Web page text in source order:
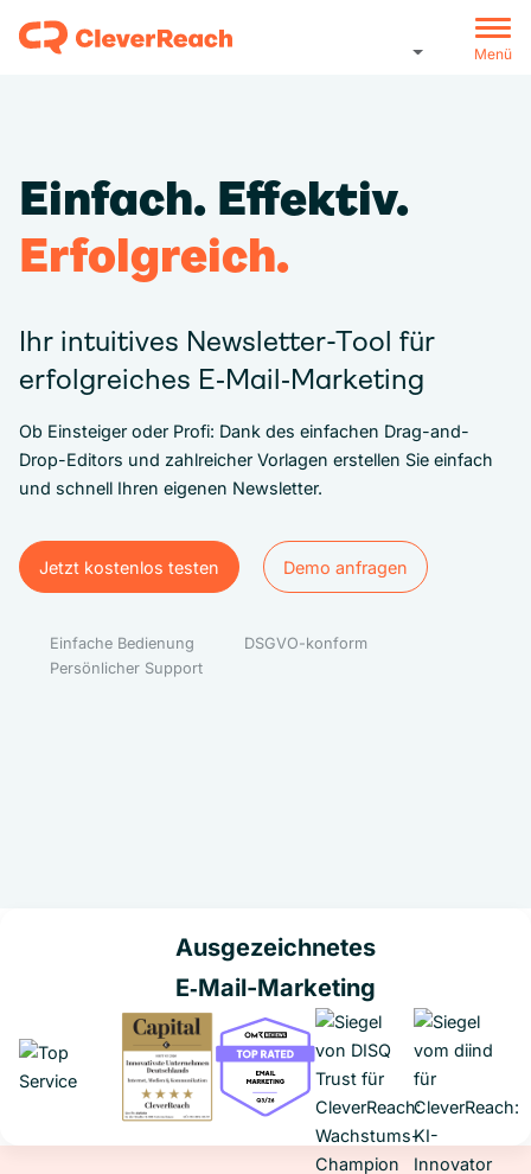
Menü
Einfach. Effektiv.
Erfolgreich.
Ihr intuitives Newsletter-Tool für
erfolgreiches E‑Mail‑Marketing
Ob Einsteiger oder Profi: Dank des einfachen Drag-and-
Drop-Editors und zahlreicher Vorlagen erstellen Sie einfach
und schnell Ihren eigenen Newsletter.
Jetzt kostenlos testen
Jetzt kostenlos testen
Demo anfragen
Demo anfragen
Einfache Bedienung
DSGVO-konform
Persönlicher Support
Ausgezeichnetes
E‑Mail-Marketing